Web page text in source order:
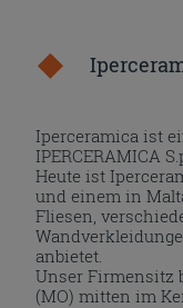
Iperceramica ist
IPERCERAMICA
Heute ist
und einem in
Fliesen,
anbietet.
Unser Firmensitz
(MO) mitten im